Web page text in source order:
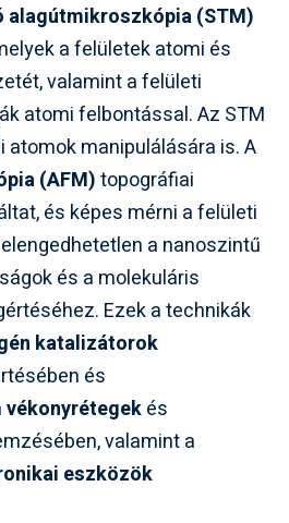
alagútmikroszkópia (STM)
a felületek atomi és
valamint a felületi
atomi felbontással. Az STM
atomok manipulálására is. A
(AFM)topográfiai
és képes mérni a felületi
a nanoszintű
és a molekuláris
Ezek a technikák
katalizátorok
és
vékonyrétegekés
valamint a
eszközök